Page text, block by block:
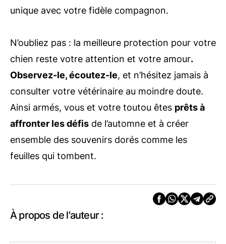
unique avec votre fidèle compagnon.
N’oubliez pas : la meilleure protection pour votre
chien reste votre attention et votre amour.
Observez-le, écoutez-le, et n’hésitez jamais à
consulter votre vétérinaire au moindre doute.
Ainsi armés, vous et votre toutou êtes prêts à
affronter les défis de l’automne et à créer
ensemble des souvenirs dorés comme les
feuilles qui tombent.
À propos de l'auteur :